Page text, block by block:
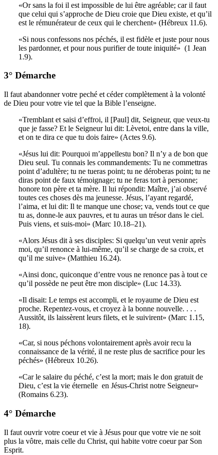
«Or sans la foi il est impossible de lui être agréable; car il faut
que celui qui s’approche de Dieu croie que Dieu existe, et qu’il
est le rémunérateur de ceux qui le cherchent» (Hébreux 11.6).
«Si nous confessons nos péchés, il est fidèle et juste pour nous
les pardonner, et pour nous purifier de toute iniquité» ­ (1 Jean
1.9).
3° Démarche
Il faut abandonner votre peché et céder complètement à la volonté
de Dieu pour votre vie tel que la Bible l’enseigne.
«Tremblant et saisi d’effroi, il [Paul] dit, Seigneur, que veux-tu
que je fasse? Et le Seigneur lui dit: Lèvetoi, entre dans la ville,
et on te dira ce que tu dois faire» (Actes 9.6).
«Jésus lui dit: Pourquoi m’appellestu bon? Il n’y a de bon que
Dieu seul. Tu connais les commandements: Tu ne commettras
point d’adultère; tu ne tueras point; tu ne déroberas point; tu ne
diras point de faux témoignage; tu ne feras tort à personne;
honore ton père et ta mère. Il lui répondit: Maître, j’ai observé
toutes ces choses dès ma jeunesse. Jésus, l’ayant regardé,
l’aima, et lui dit: Il te manque une chose; va, vends tout ce que
tu as, donne-le aux pauvres, et tu auras un trésor dans le ciel.
Puis viens, et suis-moi» (Marc 10.18–21).
«Alors Jésus dit à ses disciples: Si quelqu’un veut venir après
moi, qu’il renonce à lui-même, qu’il se charge de sa croix, et
qu’il me suive» (Matthieu 16.24).
«Ainsi donc, quiconque d’entre vous ne renonce pas à tout ce
qu’il possède ne peut être mon disciple» (Luc 14.33).
«Il disait: Le temps est accompli, et le royaume de Dieu est
proche. Repentez-vous, et croyez à la bonne nouvelle. . . .
Aussitôt, ils laissèrent leurs filets, et le suivirent» (Marc 1.15,
18).
«Car, si nous péchons volontairement après avoir recu la
connaissance de la vérité, il ne reste plus de sacrifice pour les
péchés» (Hébreux 10.26).
«Car le salaire du péché, c’est la mort; mais le don gratuit de
Dieu, c’est la vie éternelle ­ en Jésus-Christ notre Seigneur»
(Romains 6.23).
4° Démarche
Il faut ouvrir votre coeur et vie à Jésus pour que votre vie ne soit
plus la vôtre, mais celle du Christ, qui habite votre coeur par Son
Esprit.